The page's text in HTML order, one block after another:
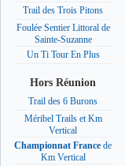
Trail des Trois Pitons
Foulée Sentier Littoral de
Sainte-Suzanne
Un Ti Tour En Plus
Hors Réunion
Trail des 6 Burons
Méribel Trails et Km
Vertical
Championnat France de
Km Vertical